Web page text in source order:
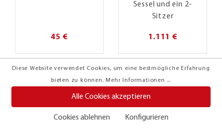
Diese Website verwendet Cookies, um eine bestmögliche Erfahrung
bieten zu können. Mehr Informationen ...
Alle Cookies akzeptieren
Cookies ablehnen Konfigurieren
45 €
Sessel und ein 2-
Sitzer
1.111 €
ONLINE-ANGEBOT!